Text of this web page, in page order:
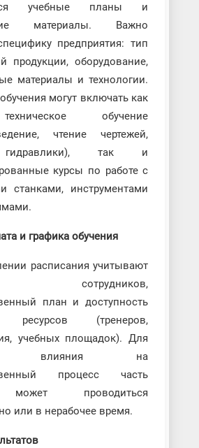
учебные планы и
материалы. Важно
предприятия: тип
продукции, оборудование,
материалы и технологии.
могут включать как
обучение
чтение чертежей,
так и
курсы по работе с
станками, инструментами
и графика обучения
расписания учитывают
сотрудников,
план и доступность
ресурсов (тренеров,
учебных площадок). Для
влияния на
процесс часть
может проводиться
или в нерабочее время.